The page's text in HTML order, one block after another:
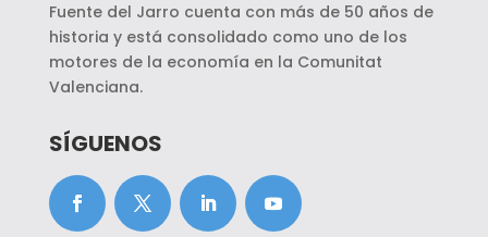
Fuente del Jarro cuenta con más de 50 años de
historia y está consolidado como uno de los
motores de la economía en la Comunitat
Valenciana.
SÍGUENOS